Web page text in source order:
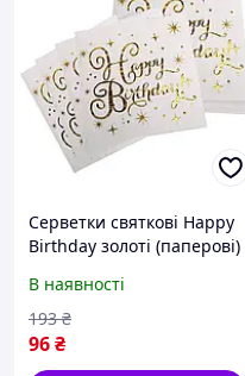
Серветки святкові Happy
Birthday золоті (паперові)
народження,
сервірування столу akr
В наявності
96₴
193 ₴